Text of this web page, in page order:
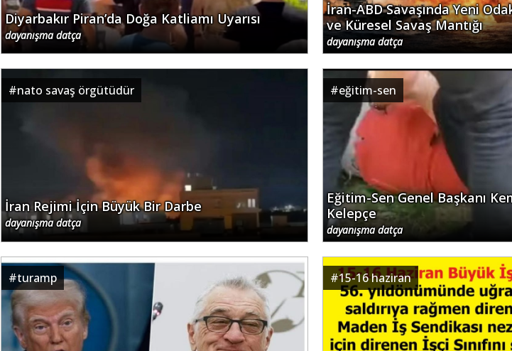
Diyarbakır Piran’da Doğa Katliamı Uyarısı
dayanışma datça
İran-ABD Savaşında Yeni
ve Küresel Savaş Mantığı
dayanışma datça
#nato savaş örgütüdür
İran Rejimi İçin Büyük Bir Darbe
dayanışma datça
#eğitim-sen
Eğitim-Sen Genel Başkanı
Kelepçe
dayanışma datça
#turamp #15-16 haziran